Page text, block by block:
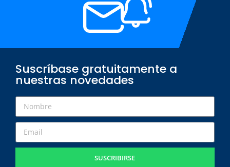
Suscríbase gratuitamente a
nuestras novedades
SUSCRIBIRSE